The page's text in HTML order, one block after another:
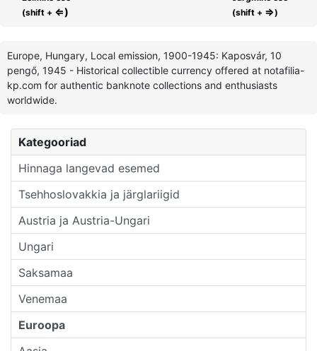
Kategooriad
Hinnaga langevad esemed
Tsehhoslovakkia ja järglariigid
Austria ja Austria-Ungari
Ungari
Saksamaa
Venemaa
Euroopa
(shift + ⇐)
(shift + ⇒)
Europe, Hungary, Local emission, 1900-1945: Kaposvár, 10
pengő, 1945 - Historical collectible currency offered at notafilia-
kp.com for authentic banknote collections and enthusiasts
worldwide.